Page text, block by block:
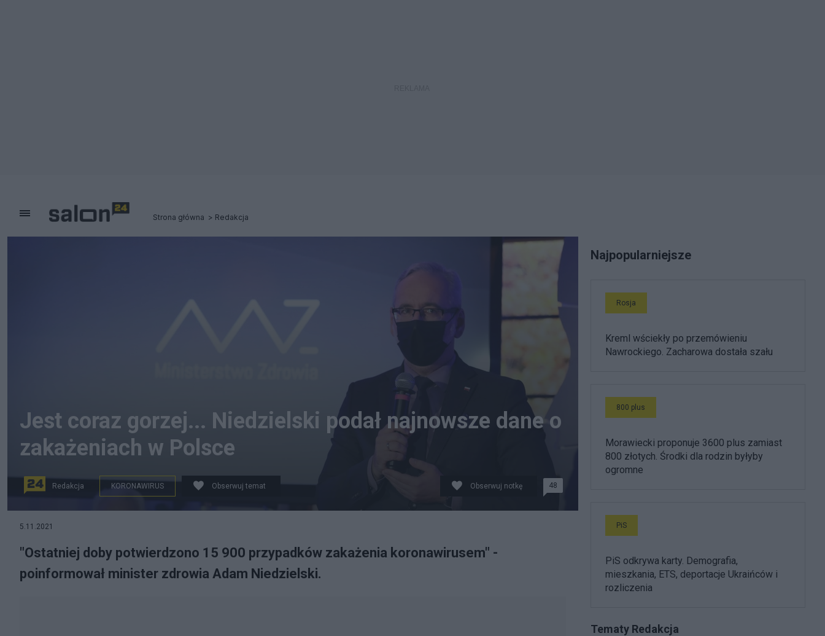
Strona główna Redakcja
Jest coraz gorzej... Niedzielski podał najnowsze dane o
zakażeniach w Polsce
Redakcja KORONAWIRUS Obserwuj temat Obserwuj notkę 48
5.11.2021
"Ostatniej doby potwierdzono 15 900 przypadków zakażenia koronawirusem" -
poinformował minister zdrowia Adam Niedzielski.
Najpopularniejsze
Rosja
Kreml wściekły po przemówieniu
Nawrockiego. Zacharowa dostała szału
800 plus
Morawiecki proponuje 3600 plus zamiast
800 złotych. Środki dla rodzin byłyby
ogromne
PiS
PiS odkrywa karty. Demografia,
mieszkania, ETS, deportacje Ukraińców i
rozliczenia
Tematy Redakcja